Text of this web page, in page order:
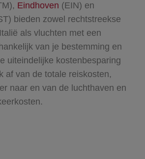
Eindhoven (EIN) en
bieden zowel rechtstreekse
als vluchten met een
van je bestemming en
uiteindelijke kostenbesparing
af van de totale reiskosten,
naar en van de luchthaven en